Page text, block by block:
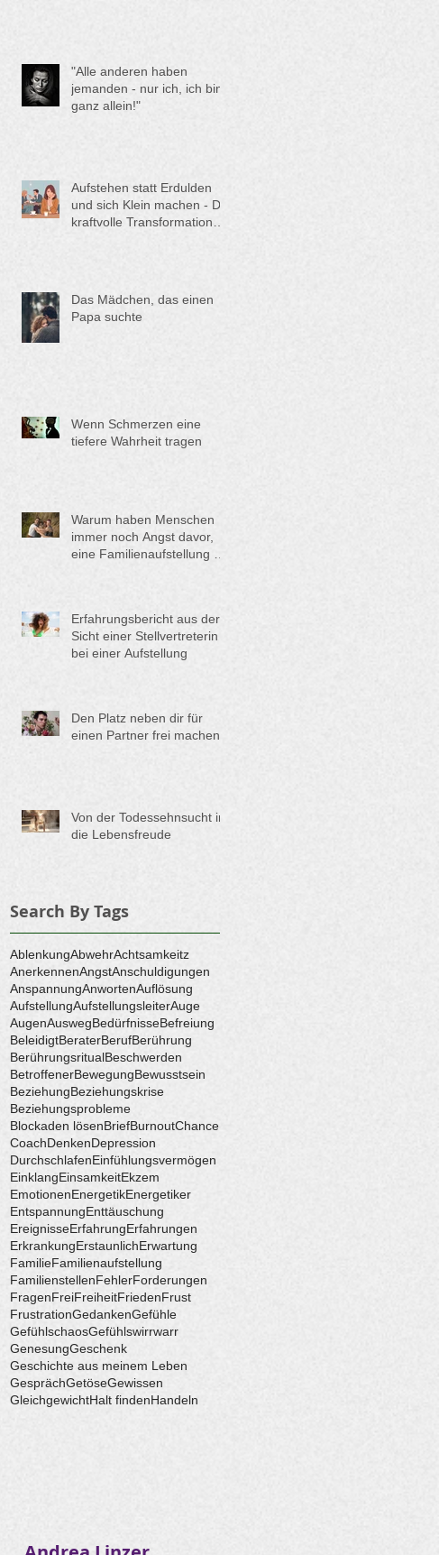
"Alle anderen haben
jemanden - nur ich, ich bin
ganz allein!"
Aufstehen statt Erdulden
und sich Klein machen - Die
kraftvolle Transformation
Das Mädchen, das einen
Papa suchte
Wenn Schmerzen eine
tiefere Wahrheit tragen
Warum haben Menschen
immer noch Angst davor,
eine Familienaufstellung zu
Erfahrungsbericht aus der
Sicht einer Stellvertreterin
bei einer Aufstellung
Den Platz neben dir für
einen Partner frei machen
Von der Todessehnsucht in
die Lebensfreude
Search By Tags
AblenkungAbwehrAchtsamkeitz
AnerkennenAngstAnschuldigungen
AnspannungAnwortenAuflösung
AufstellungAufstellungsleiterAuge
AugenAuswegBedürfnisseBefreiung
BeleidigtBeraterBerufBerührung
BerührungsritualBeschwerden
BetroffenerBewegungBewusstsein
BeziehungBeziehungskrise
Beziehungsprobleme
Blockaden lösenBriefBurnoutChance
CoachDenkenDepression
DurchschlafenEinfühlungsvermögen
EinklangEinsamkeitEkzem
EmotionenEnergetikEnergetiker
EntspannungEnttäuschung
EreignisseErfahrungErfahrungen
ErkrankungErstaunlichErwartung
FamilieFamilienaufstellung
FamilienstellenFehlerForderungen
FragenFreiFreiheitFriedenFrust
FrustrationGedankenGefühle
GefühlschaosGefühlswirrwarr
GenesungGeschenk
Geschichte aus meinem Leben
GesprächGetöseGewissen
GleichgewichtHalt findenHandeln